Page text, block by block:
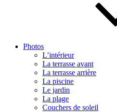
Photos
L’intérieur
La terrasse avant
La terrasse arrière
La piscine
Le jardin
La plage
Couchers de soleil